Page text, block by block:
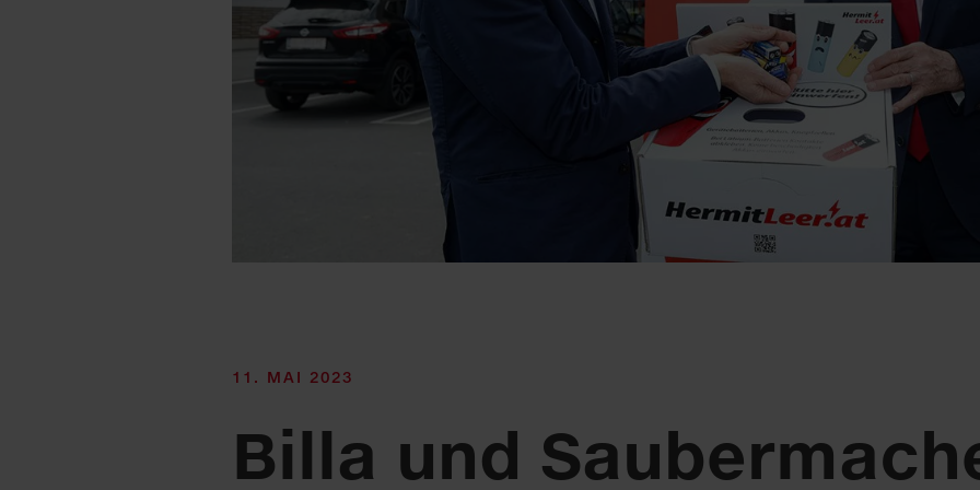
11. MAI 2023
Billa und